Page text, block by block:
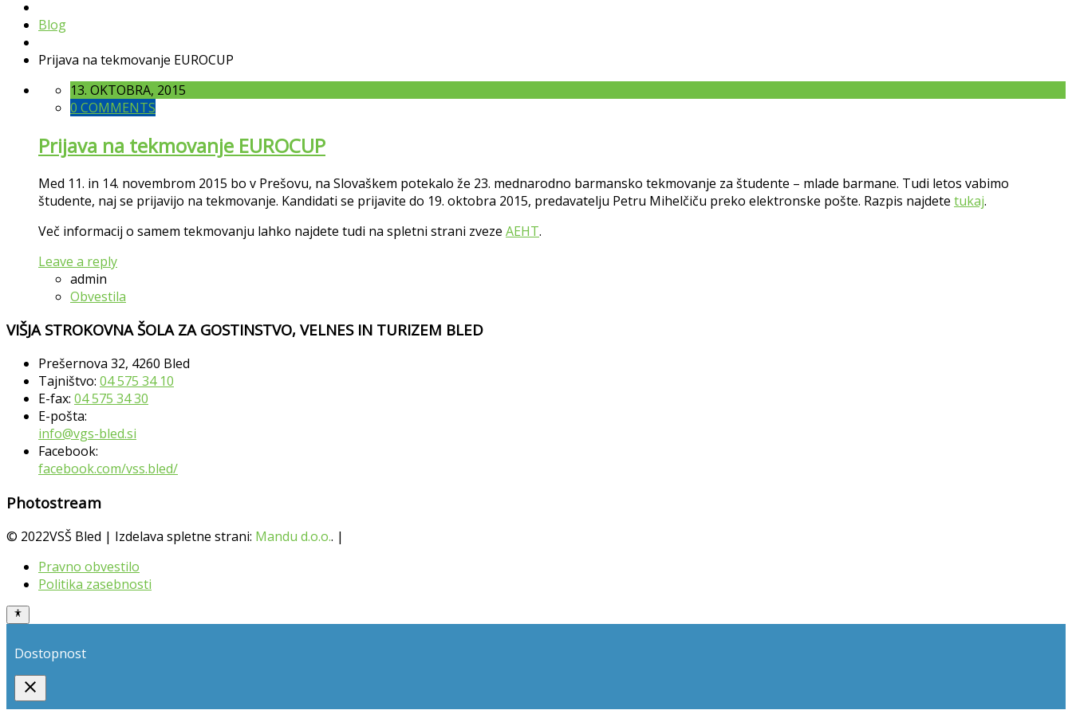
Blog
Prijava na tekmovanje EUROCUP
13. OKTOBRA, 2015
0 COMMENTS
Prijava na tekmovanje EUROCUP
Med 11. in 14. novembrom 2015 bo v Prešovu, na Slovaškem potekalo že 23. mednarodno barmansko tekmovanje za študente – mlade barmane. Tudi letos vabimo
študente, naj se prijavijo na tekmovanje. Kandidati se prijavite do 19. oktobra 2015, predavatelju Petru Mihelčiču preko elektronske pošte. Razpis najdete tukaj.
Več informacij o samem tekmovanju lahko najdete tudi na spletni strani zveze AEHT.
Leave a reply
admin
Obvestila
VIŠJA STROKOVNA ŠOLA ZA GOSTINSTVO, VELNES IN TURIZEM BLED
Prešernova 32, 4260 Bled
Tajništvo: 04 575 34 10
E-fax: 04 575 34 30
E-pošta:
info@vgs-bled.si
Facebook:
facebook.com/vss.bled/
Photostream
© 2022VSŠ Bled | Izdelava spletne strani: Mandu d.o.o.. |
Pravno obvestilo
Politika zasebnosti
Dostopnost
close
Toggle